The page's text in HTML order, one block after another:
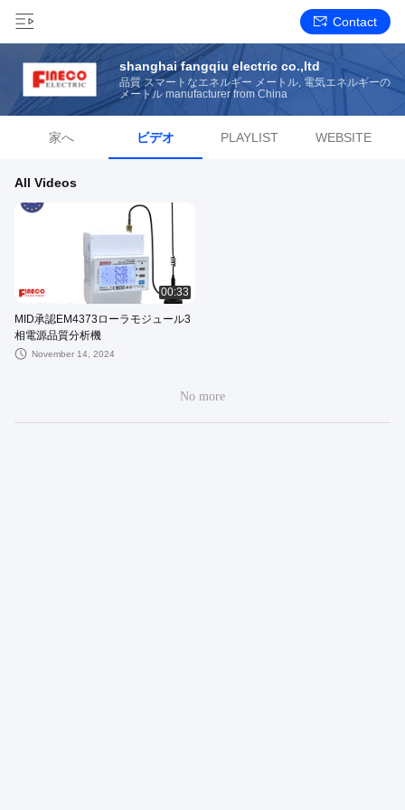
Contact
shanghai fangqiu electric co.,ltd
品質 スマートなエネルギー メートル, 電気エネルギーの
メートル manufacturer from China
家へ ビデオ PLAYLIST WEBSITE
All Videos
00:33
MID承認EM4373ローラモジュール3
相電源品質分析機
November 14, 2024
No more